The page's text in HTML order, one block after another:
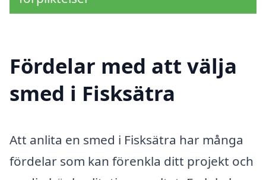
Fördelar med att välja
smed i Fisksätra
Att anlita en smed i Fisksätra har många
fördelar som kan förenkla ditt projekt och